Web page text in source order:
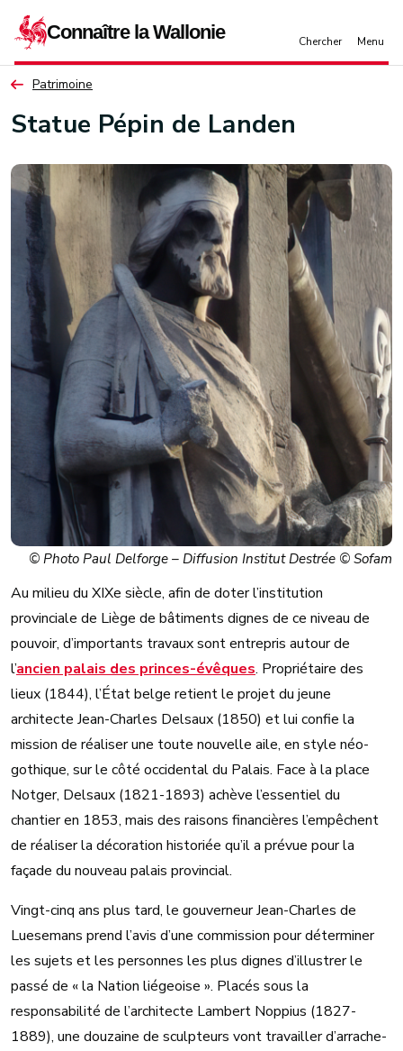
Patrimoine
Statue Pépin de Landen
© Photo Paul Delforge – Diffusion Institut Destrée © Sofam
Au milieu du XIXe siècle, afin de doter l’institution
provinciale de Liège de bâtiments dignes de ce niveau de
pouvoir, d’importants travaux sont entrepris autour de
l’ancien palais des princes-évêques. Propriétaire des
lieux (1844), l’État belge retient le projet du jeune
architecte Jean-Charles Delsaux (1850) et lui confie la
mission de réaliser une toute nouvelle aile, en style néo-
gothique, sur le côté occidental du Palais. Face à la place
Notger, Delsaux (1821-1893) achève l’essentiel du
chantier en 1853, mais des raisons financières l’empêchent
de réaliser la décoration historiée qu’il a prévue pour la
façade du nouveau palais provincial.
Vingt-cinq ans plus tard, le gouverneur Jean-Charles de
Luesemans prend l’avis d’une commission pour déterminer
les sujets et les personnes les plus dignes d’illustrer le
passé de « la Nation liégeoise ». Placés sous la
responsabilité de l’architecte Lambert Noppius (1827-
1889), une douzaine de sculpteurs vont travailler d’arrache-